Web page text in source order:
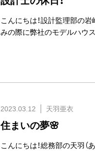
こんにちは！設計監理部の
みの際に弊社のモデルハウ
2023.03.12 天羽亜衣
住まいの夢🌸
こんにちは！総務部の天羽（